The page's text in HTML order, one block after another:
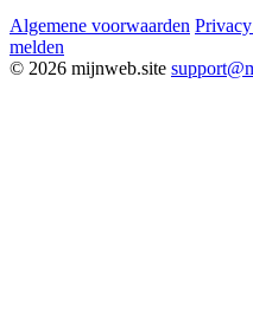
Algemene voorwaarden
melden
© 2026 mijnweb.site